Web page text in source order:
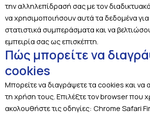
την αλληλεπίδρασή σας με τον
να χρησιμοποιήσουν αυτά τα δεδομένα
στατιστικά συμπεράσματα και να
εμπειρία σας ως επισκέπτη.
Πώς μπορείτε να
cookies
Μπορείτε να διαγράψετε τα cookies και να
τη χρήση τους. Επιλέξτε τον browser που
ακολουθήστε τις οδηγίες: Chrome Safari